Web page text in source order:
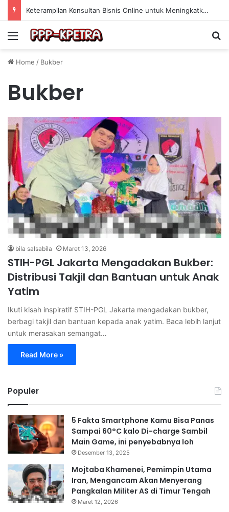
Keterampilan Konsultan Bisnis Online untuk Meningkatkan Pendapatan Berdasarkan Pengalaman Praktis
Menu
Home / Bukber
Bukber
bila salsabila Maret 13, 2026
STIH-PGL Jakarta Mengadakan Bukber:
Distribusi Takjil dan Bantuan untuk Anak
Yatim
Ikuti kisah inspiratif STIH-PGL Jakarta mengadakan bukber,
berbagi takjil dan bantuan kepada anak yatim. Baca lebih lanjut
untuk merasakan semangat…
Read More »
Populer
5 Fakta Smartphone Kamu Bisa Panas
Sampai 60°C kalo Di-charge Sambil
Main Game, ini penyebabnya loh
Desember 13, 2025
Mojtaba Khamenei, Pemimpin Utama
Iran, Mengancam Akan Menyerang
Pangkalan Militer AS di Timur Tengah
Maret 12, 2026